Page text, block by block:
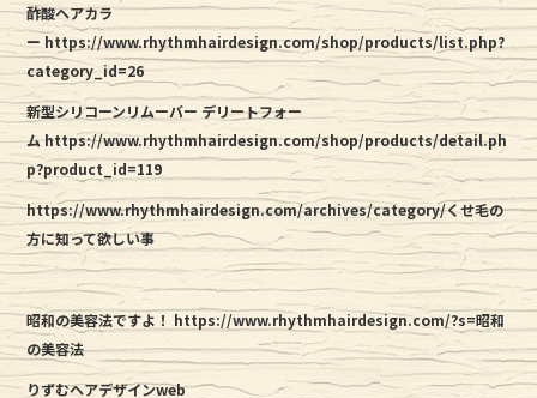
酢酸ヘアカラ
ー https://www.rhythmhairdesign.com/shop/products/list.php?
category_id=26
新型シリコーンリムーバー デリートフォー
ム https://www.rhythmhairdesign.com/shop/products/detail.ph
p?product_id=119
https://www.rhythmhairdesign.com/archives/category/くせ毛の
方に知って欲しい事
昭和の美容法ですよ！ https://www.rhythmhairdesign.com/?s=昭和
の美容法
りずむヘアデザインweb